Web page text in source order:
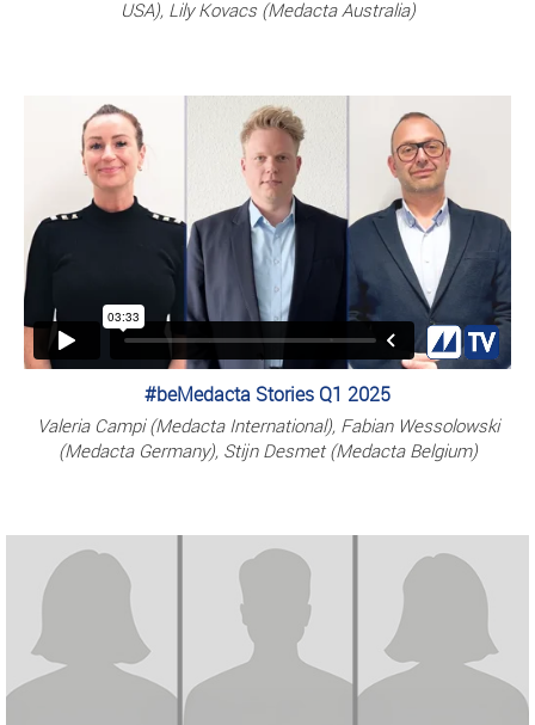
USA), Lily Kovacs (Medacta Australia)
#beMedacta Stories Q1 2025
Valeria Campi (Medacta International), Fabian Wessolowski
(Medacta Germany), Stijn Desmet (Medacta Belgium)